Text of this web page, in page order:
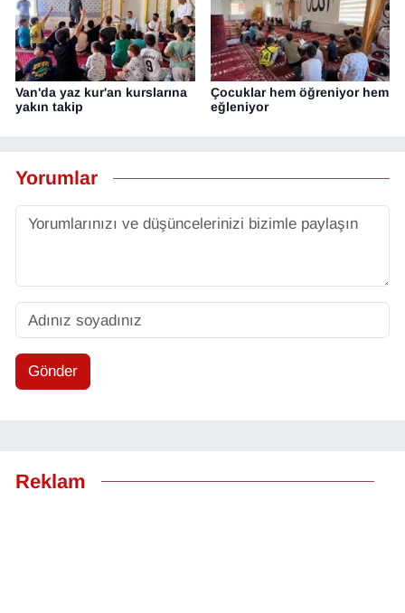
Van'da yaz kur'an kurslarına
yakın takip
Çocuklar hem öğreniyor hem
eğleniyor
Yorumlar
Gönder
Reklam